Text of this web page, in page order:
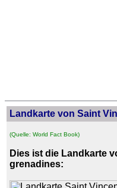
Landkarte von Saint
(Quelle: World Fact Book)
Dies ist die Landkarte
grenadines: